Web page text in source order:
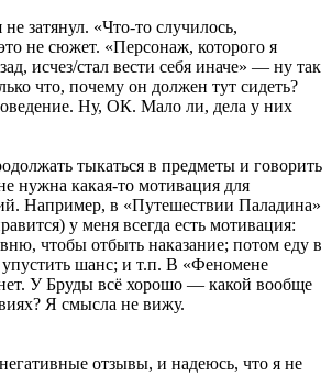
затянул. «Что-то случилось,
не сюжет. «Персонаж, которого я
исчез/стал вести себя иначе» — ну так
что, почему он должен тут сидеть?
Ну, ОК. Мало ли, дела у них
тыкаться в предметы и говорить
нужна какая-то мотивация для
Например, в «Путешествии Паладина»
у меня всегда есть мотивация:
чтобы отбыть наказание; потом еду в
шанс; и т.п. В «Феномене
У Бруды всё хорошо — какой вообще
Я смысла не вижу.
отзывы, и надеюсь, что я не